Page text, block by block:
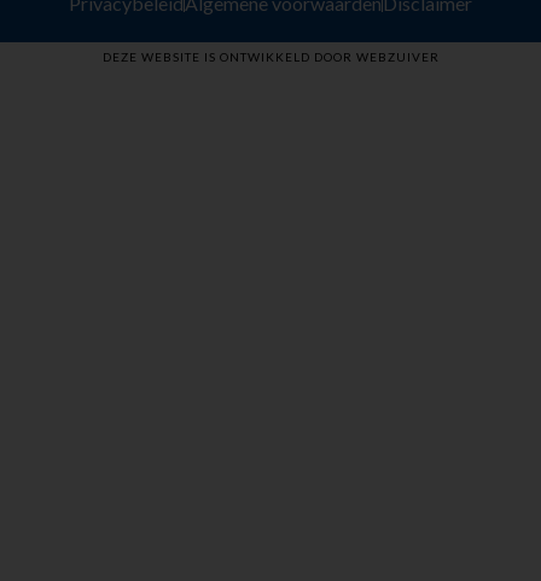
DEZE WEBSITE IS ONTWIKKELD DOOR WEBZUIVER